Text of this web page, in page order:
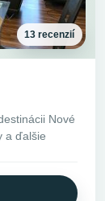
13 recenzií
Nové
a ďalšie